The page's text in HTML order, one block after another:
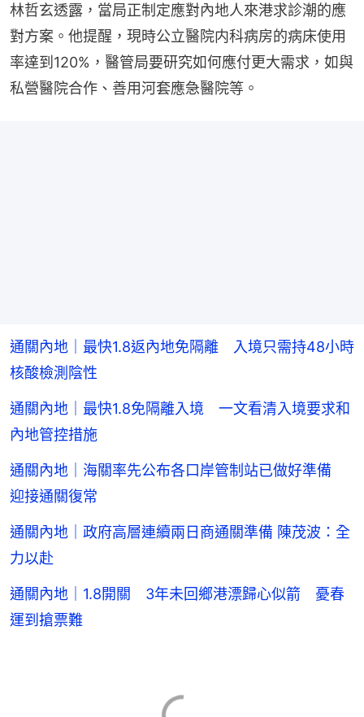
林哲玄透露，當局正制定應對內地人來港求診潮的應
對方案。他提醒，現時公立醫院内科病房的病床使用
率達到120%，醫管局要研究如何應付更大需求，如與
私營醫院合作、善用河套應急醫院等。
通關內地｜最快1.8返內地免隔離 入境只需持48小時
核酸檢測陰性
通關內地｜最快1.8免隔離入境 一文看清入境要求和
內地管控措施
通關內地｜海關率先公布各口岸管制站已做好準備
迎接通關復常
通關內地｜政府高層連續兩日商通關準備 陳茂波：全
力以赴
通關內地｜1.8開關 3年未回鄉港漂歸心似箭 憂春
運到搶票難